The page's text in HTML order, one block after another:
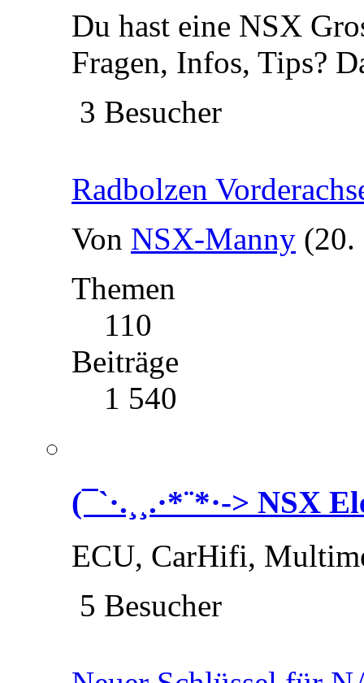
Du hast eine NSX
Fragen, Infos, Tips?
3 Besucher
Radbolzen
Von NSX-Manny (20.
Themen
110
Beiträge
1 540
(¯`·.¸¸.·*¨*·-> NSX
ECU, CarHifi,
5 Besucher